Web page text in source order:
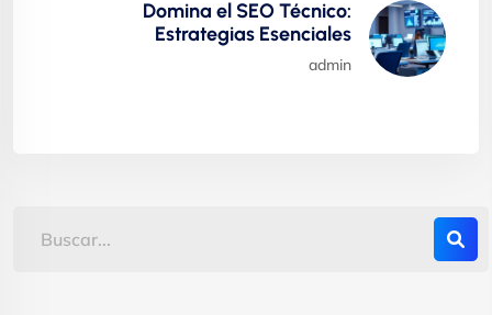
Domina el SEO Técnico:
Estrategias Esenciales
admin